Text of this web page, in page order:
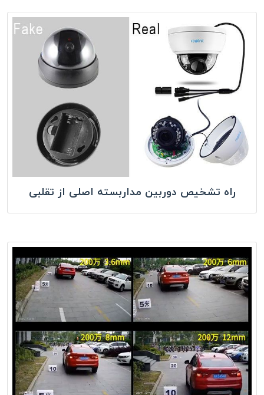
راه تشخیص دوربین مداربسته اصلی از تقلبی